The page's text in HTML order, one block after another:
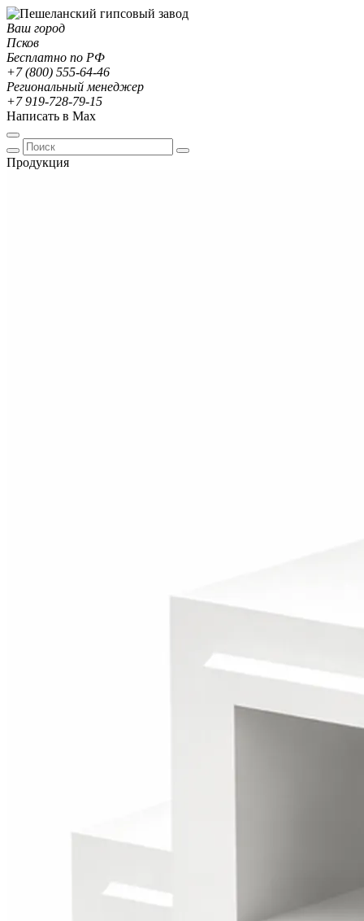
Ваш город
Псков
Бесплатно по РФ
+7 (800) 555-64-46
Региональный менеджер
+7 919-728-79-15
Написать в Max
Продукция